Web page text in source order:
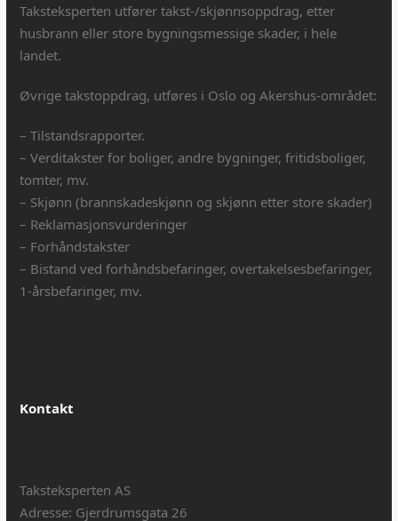
Taksteksperten utfører takst-/skjønnsoppdrag, etter
husbrann eller store bygningsmessige skader, i hele
landet.
Øvrige takstoppdrag, utføres i Oslo og Akershus-området:
– Tilstandsrapporter.
– Verditakster for boliger, andre bygninger, fritidsboliger,
tomter, mv.
– Skjønn (brannskadeskjønn og skjønn etter store skader)
– Reklamasjonsvurderinger
– Forhåndstakster
– Bistand ved forhåndsbefaringer, overtakelsesbefaringer,
1-årsbefaringer, mv.
Kontakt
Taksteksperten AS
Adresse: Gjerdrumsgata 26